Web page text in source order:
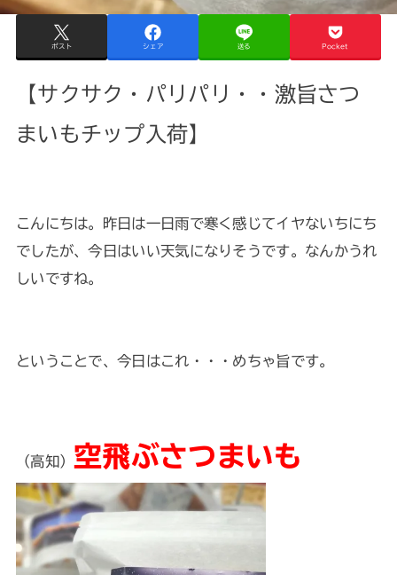
ポスト シェア 送る Pocket
【サクサク・パリパリ・・激旨さつ
まいもチップ入荷】
こんにちは。昨日は一日雨で寒く感じてイヤないちにち
でしたが、今日はいい天気になりそうです。なんかうれ
しいですね。
ということで、今日はこれ・・・めちゃ旨です。
（高知） 空飛ぶさつまいも